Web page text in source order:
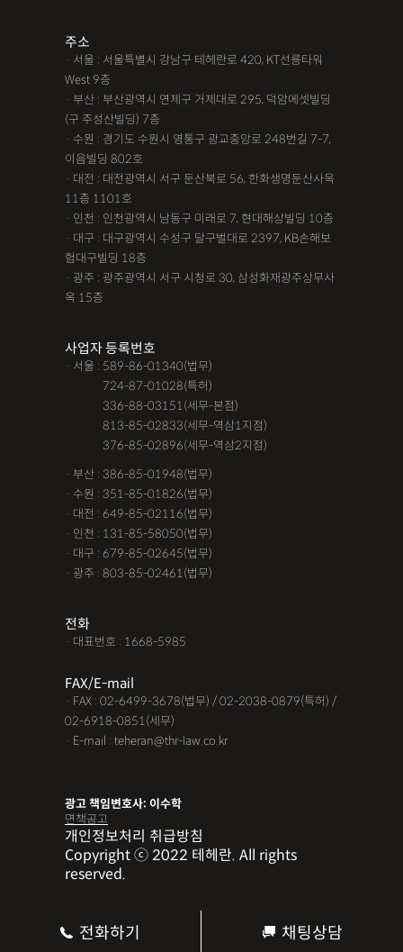
전화하기 채팅상담
주소
· 서울 : 서울특별시 강남구 테헤란로 420, KT선릉타워
West 9층
· 부산 : 부산광역시 연제구 거제대로 295, 덕암에셋빌딩
(구 주성산빌딩) 7층
· 수원 : 경기도 수원시 영통구 광교중앙로 248번길 7-7,
이음빌딩 802호
· 대전 : 대전광역시 서구 둔산북로 56, 한화생명둔산사옥
11층 1101호
· 인천 : 인천광역시 남동구 미래로 7, 현대해상빌딩 10층
· 대구 : 대구광역시 수성구 달구벌대로 2397, KB손해보
험대구빌딩 18층
· 광주 : 광주광역시 서구 시청로 30, 삼성화재광주상무사
옥 15층
사업자 등록번호
· 서울 : 589-86-01340(법무)
724-87-01028(특허)
336-88-03151(세무-본점)
813-85-02833(세무-역삼1지점)
376-85-02896(세무-역삼2지점)
· 부산 : 386-85-01948(법무)
· 수원 : 351-85-01826(법무)
· 대전 : 649-85-02116(법무)
· 인천 : 131-85-58050(법무)
· 대구 : 679-85-02645(법무)
· 광주 : 803-85-02461(법무)
전화
· 대표번호 : 1668-5985
FAX/E-mail
· FAX : 02-6499-3678(법무) / 02-2038-0879(특허) /
02-6918-0851(세무)
· E-mail : teheran@thr-law.co.kr
광고 책임변호사: 이수학
면책공고
개인정보처리 취급방침
Copyright ⓒ 2022 테헤란. All rights
reserved.